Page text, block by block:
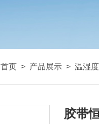
首页 > 产品展示 > 温湿
胶带